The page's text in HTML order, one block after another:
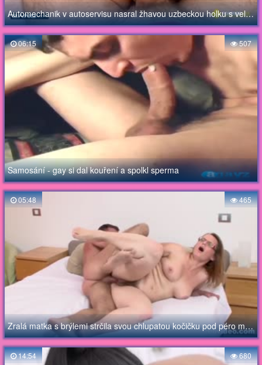
Automechanik v autoservisu nasral žhavou uzbeckou holku s velkým zadkem
06:15 507
Samosání - gay si dal kouření a spolkl sperma
05:48 465
Zralá matka s brýlemi strčila svou chlupatou kočičku pod péro mladého muže
14:54 680